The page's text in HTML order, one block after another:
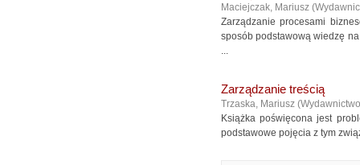
Maciejczak, Mariusz (
Zarządzanie procesami
sposób podstawową wiedzę
...
Zarządzanie treścią
Trzaska, Mariusz (
Książka poświęcona jest
podstawowe pojęcia z tym